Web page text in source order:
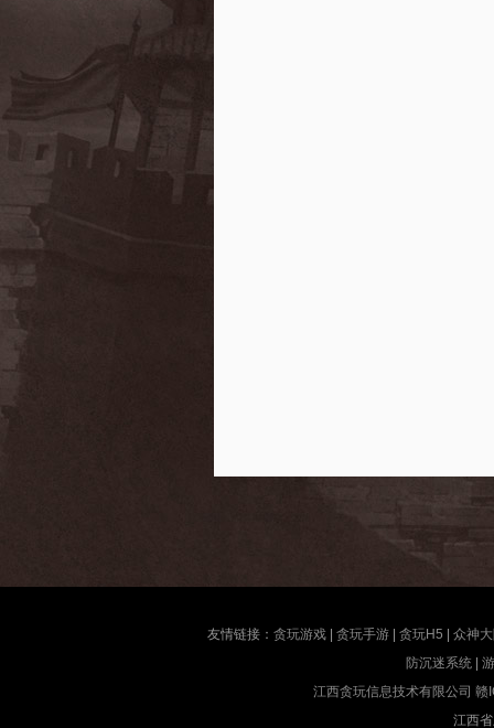
友情链接： 贪玩游戏 贪玩手游 贪玩H5
众神
防沉迷系统|
江西贪玩信息技术有限公司 赣
江西